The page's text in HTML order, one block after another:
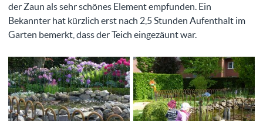
der Zaun als sehr schönes Element empfunden. Ein
Bekannter hat kürzlich erst nach 2,5 Stunden Aufenthalt im
Garten bemerkt, dass der Teich eingezäunt war.